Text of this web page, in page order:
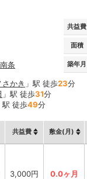
共益費
面積
南条 築年月
かき 」駅 徒歩23分
」駅 徒歩31分
駅 徒歩49分
共益費 敷金(月)
3,000円 0.0ヶ月